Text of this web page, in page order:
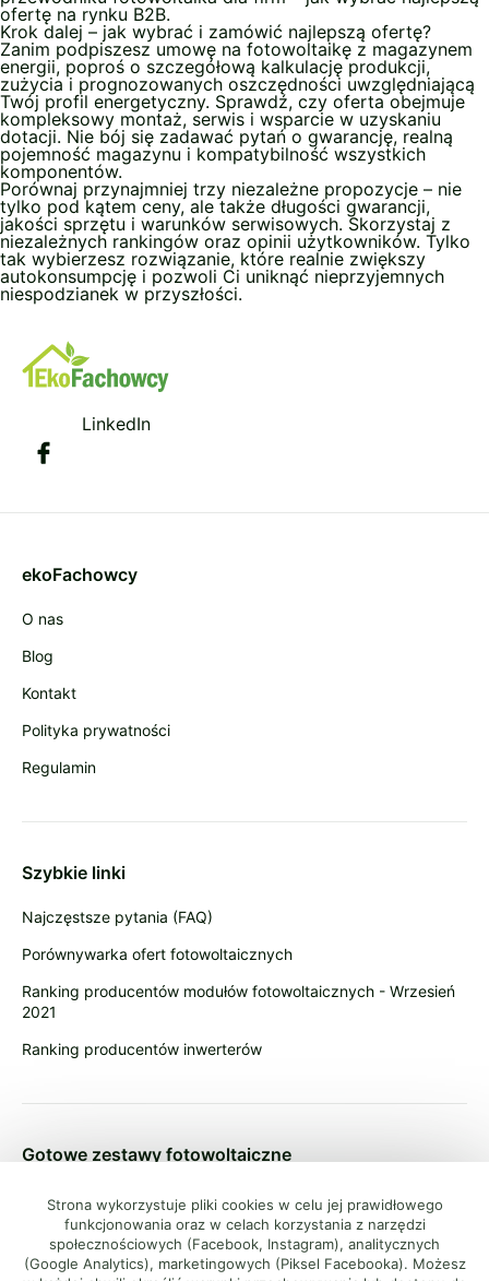
ofertę na rynku B2B.
Krok dalej – jak wybrać i zamówić najlepszą ofertę?
Zanim podpiszesz umowę na fotowoltaikę z magazynem
energii, poproś o szczegółową kalkulację produkcji,
zużycia i prognozowanych oszczędności uwzględniającą
Twój profil energetyczny. Sprawdź, czy oferta obejmuje
kompleksowy montaż, serwis i wsparcie w uzyskaniu
dotacji. Nie bój się zadawać pytań o gwarancję, realną
pojemność magazynu i kompatybilność wszystkich
komponentów.
Porównaj przynajmniej trzy niezależne propozycje – nie
tylko pod kątem ceny, ale także długości gwarancji,
jakości sprzętu i warunków serwisowych. Skorzystaj z
niezależnych rankingów oraz opinii użytkowników. Tylko
tak wybierzesz rozwiązanie, które realnie zwiększy
autokonsumpcję i pozwoli Ci uniknąć nieprzyjemnych
niespodzianek w przyszłości.
LinkedIn
ekoFachowcy
O nas
Blog
Kontakt
Polityka prywatności
Regulamin
Szybkie linki
Najczęstsze pytania (FAQ)
Porównywarka ofert fotowoltaicznych
Ranking producentów modułów fotowoltaicznych - Wrzesień
2021
Ranking producentów inwerterów
Gotowe zestawy fotowoltaiczne
Zestawy fotowoltaiczne 4 kW
Zestawy fotowoltaiczne 5 kW
Zestawy fotowoltaiczne 6 kW
Strona wykorzystuje pliki cookies w celu jej prawidłowego
funkcjonowania oraz w celach korzystania z narzędzi
społecznościowych (Facebook, Instagram), analitycznych
(Google Analytics), marketingowych (Piksel Facebooka). Możesz